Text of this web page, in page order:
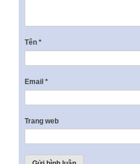
Tên *
Email *
Trang web